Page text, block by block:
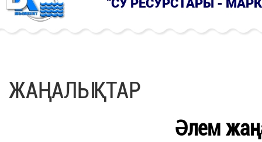
"СУ РЕСУРСТАРЫ -
ЖАҢАЛЫҚТАР
Әлем